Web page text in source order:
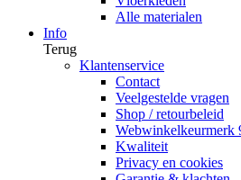
Alle materialen
Info
Terug
Klantenservice
Contact
Veelgestelde vragen
Shop / retourbeleid
Webwinkelkeurmerk
Kwaliteit
Privacy en cookies